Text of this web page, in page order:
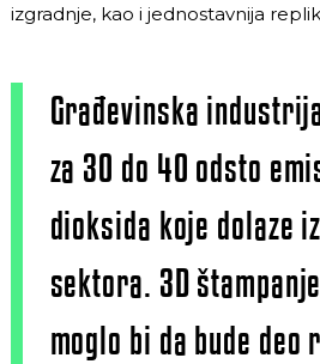
izgradnje, kao i jednostavnija
Građevinska
za 30 do 40 odsto
dioksida koje dolaze
sektora. 3D
moglo bi da bude deo